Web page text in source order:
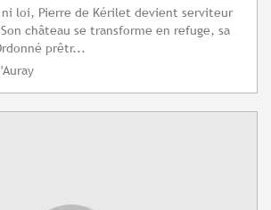
ni loi, Pierre de Kérilet devient serviteur
château se transforme en refuge, sa
prêtr...